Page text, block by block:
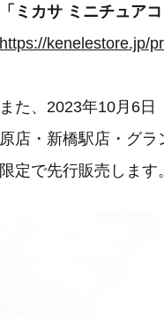
「ミカサ ミニチュア
https://kenelestore.jp/
また、2023年10月6
原店・新橋駅店・グ
限定で先行販売します。